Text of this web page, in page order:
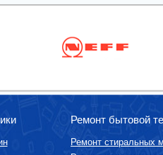
Ремонт бытовой
Ремонт стиральных